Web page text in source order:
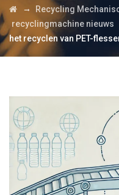
→ Recycling
recyclingmachine nieuws
het recyclen van PET-